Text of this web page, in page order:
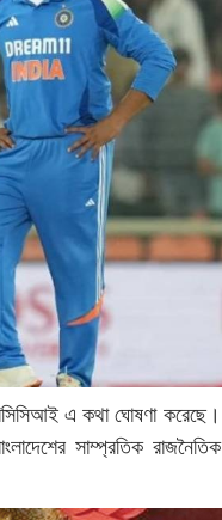
এ কথা ঘোষণা করেছে।
সাম্প্রতিক রাজনৈতিক